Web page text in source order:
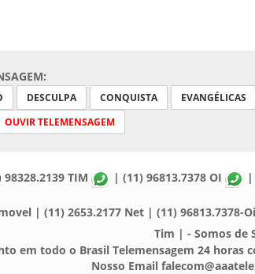
DESCULPA CONQUISTA EVANGÉLICAS
OUVIR TELEMENSAGEM
TIM | (11) 96813.7378 OI |
| (11) 2653.2177 Net | (11) 96813.7378-
Tim | - Somos de
em todo o Brasil Telemensagem 24 horas
Nosso Email